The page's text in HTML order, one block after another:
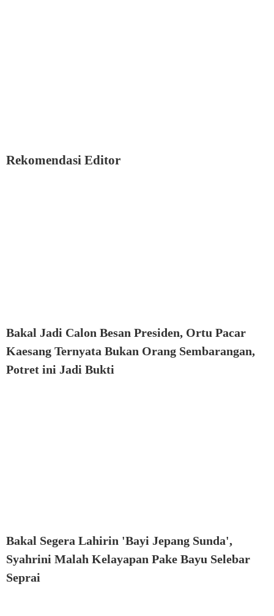
Rekomendasi Editor
Bakal Jadi Calon Besan Presiden, Ortu Pacar
Kaesang Ternyata Bukan Orang Sembarangan,
Potret ini Jadi Bukti
Bakal Segera Lahirin 'Bayi Jepang Sunda',
Syahrini Malah Kelayapan Pake Bayu Selebar
Seprai